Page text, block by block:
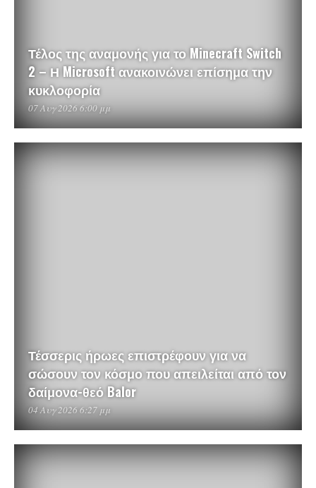
Τέλος της αναμονής για το Minecraft Switch
2 – Η Microsoft ανακοινώνει επίσημα την
κυκλοφορία
07 Αυγ 2026 6:00 μμ
Τέσσερις ήρωες επιστρέφουν για να
σώσουν τον κόσμο που απειλείται από τον
δαίμονα-θεό Balor
04 Αυγ 2026 6:27 μμ